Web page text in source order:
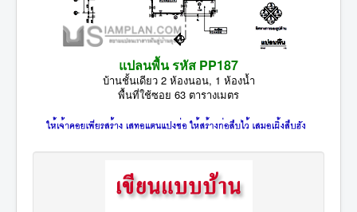
แปลนพื้น รหัส PP187
บ้านชั้นเดียว 2 ห้องนอน, 1 ห้องน้ำ
พื้นที่ใช้ซอย 63 ตารางเมตร